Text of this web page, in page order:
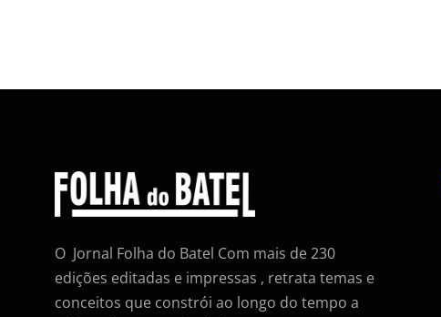
O Jornal Folha do Batel Com mais de 230
edições editadas e impressas , retrata temas e
conceitos que constrói ao longo do tempo a